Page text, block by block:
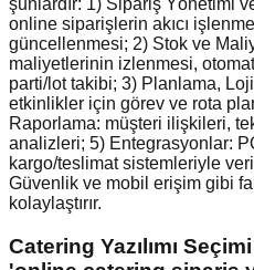
şunlardır: 1) Sipariş Yönetimi
online siparişlerin akıcı
güncellenmesi; 2) Stok ve
maliyetlerinin izlenmesi,
parti/lot takibi; 3) Planlama,
etkinlikler için görev ve rota
Raporlama: müşteri ilişkileri,
analizleri; 5) Entegrasyonlar:
kargo/teslimat sistemleriyle veri
Güvenlik ve mobil erişim gibi
kolaylaştırır.
Catering Yazılımı